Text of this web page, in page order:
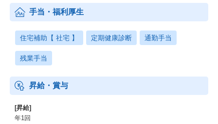
手当・福利厚生
住宅補助【 社宅 】 定期健康診断 通勤手当
残業手当
昇給・賞与
[昇給]
年1回